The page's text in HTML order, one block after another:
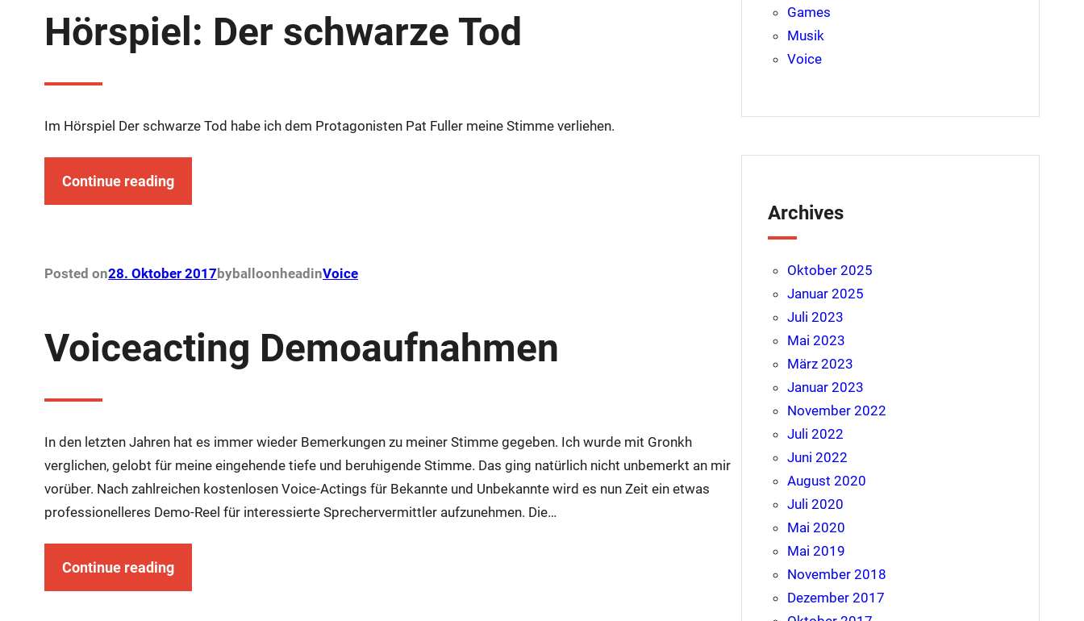
Hörspiel: Der schwarze Tod
Im Hörspiel Der schwarze Tod habe ich dem Protagonisten Pat Fuller meine Stimme verliehen.
Continue reading
Posted on28. Oktober 2017 byballoonhead inVoice
Voiceacting Demoaufnahmen
In den letzten Jahren hat es immer wieder Bemerkungen zu meiner Stimme gegeben. Ich wurde mit Gronkh
verglichen, gelobt für meine eingehende tiefe und beruhigende Stimme. Das ging natürlich nicht unbemerkt an mir
vorüber. Nach zahlreichen kostenlosen Voice-Actings für Bekannte und Unbekannte wird es nun Zeit ein etwas
professionelleres Demo-Reel für interessierte Sprechervermittler aufzunehmen. Die…
Continue reading
Games
Musik
Voice
Archives
Oktober 2025
Januar 2025
Juli 2023
Mai 2023
März 2023
Januar 2023
November 2022
Juli 2022
Juni 2022
August 2020
Juli 2020
Mai 2020
Mai 2019
November 2018
Dezember 2017